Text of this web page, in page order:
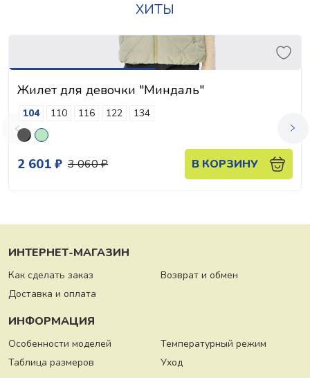
ХИТЫ
Жилет для девочки "Миндаль"
104 110 116 122 134
2 601 ₽ 3 060 ₽ В КОРЗИНУ
ИНТЕРНЕТ-МАГАЗИН
Как сделать заказ
Доставка и оплата
Возврат и обмен
ИНФОРМАЦИЯ
Особенности моделей
Таблица размеров
Температурный режим
Уход